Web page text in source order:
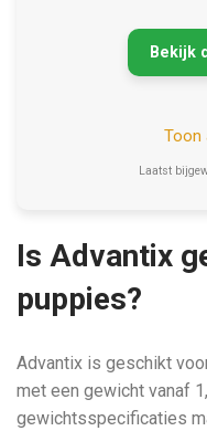
Bekijk
Toon
Laatst
Is Advantix
puppies?
Advantix is geschikt
met een gewicht vanaf
gewichtsspecificaties